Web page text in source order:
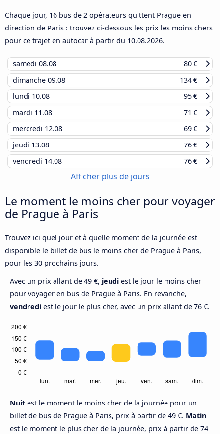
Chaque jour, 16 bus de 2 opérateurs quittent Prague en
direction de Paris : trouvez ci-dessous les prix les moins chers
pour ce trajet en autocar à partir du 10.08.2026.
samedi 08.08
80 €
dimanche 09.08
134 €
lundi 10.08
95 €
mardi 11.08
71 €
mercredi 12.08
69 €
jeudi 13.08
76 €
vendredi 14.08 76 €
Afficher plus de jours
Le moment le moins cher pour voyager
de Prague à Paris
Trouvez ici quel jour et à quelle moment de la journée est
disponible le billet de bus le moins cher de Prague à Paris,
pour les 30 prochains jours.
Avec un prix allant de 49 €, jeudi est le jour le moins cher
pour voyager en bus de Prague à Paris. En revanche,
vendredi est le jour le plus cher, avec un prix allant de 76 €.
Nuit est le moment le moins cher de la journée pour un
billet de bus de Prague à Paris, prix à partir de 49 €. Matin
est le moment le plus cher de la journée, prix à partir de 74